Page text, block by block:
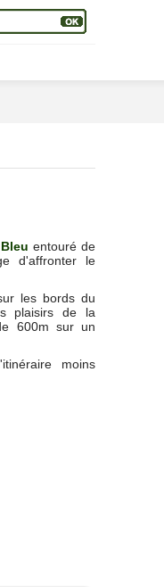
entouré de
d'affronter le
les bords du
plaisirs de la
600m sur un
moins